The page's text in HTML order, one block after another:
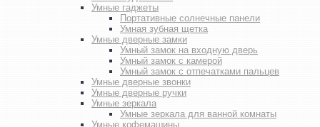
Умные гаджеты
Портативные солнечные панели
Умная зубная щетка
Умные дверные замки
Умный замок на входную дверь
Умный замок с камерой
Умный замок с отпечатками пальцев
Умные дверные звонки
Умные дверные ручки
Умные зеркала
Умные зеркала для ванной комнаты
Умные кофемашины